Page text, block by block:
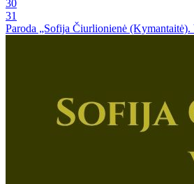
30
31
Paroda „Sofija Čiurlionienė (Kymantaitė).